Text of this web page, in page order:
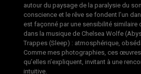
autour du paysage de la paralysie du
conscience et le rêve se fondent l’un
est façonné par une sensibilité similaire
dans la musique de Chelsea Wolfe
Trappes (Sleep) : atmosphérique,
Comme mes photographies, ces
qu’elles n’expliquent, invitant à une
intuitive.